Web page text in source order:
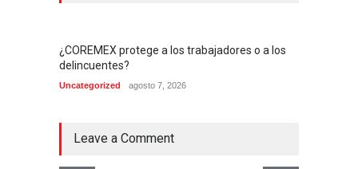
¿COREMEX protege a los trabajadores o a los
delincuentes?
Uncategorized agosto 7, 2026
Leave a Comment